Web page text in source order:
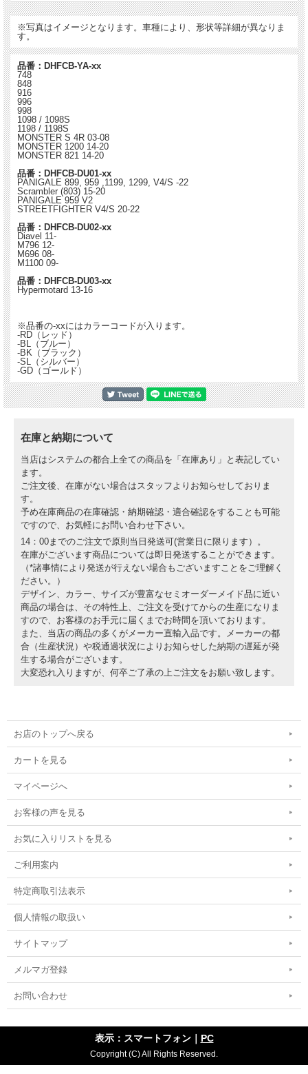
※写真はイメージとなります。車種により、形状等詳細が異なりま
す。
品番：DHFCB-YA-xx
748
848
916
996
998
1098 / 1098S
1198 / 1198S
MONSTER S 4R 03-08
MONSTER 1200 14-20
MONSTER 821 14-20
品番：DHFCB-DU01-xx
PANIGALE 899, 959 ,1199, 1299, V4/S -22
Scrambler (803) 15-20
PANIGALE 959 V2
STREETFIGHTER V4/S 20-22
品番：DHFCB-DU02-xx
Diavel 11-
M796 12-
M696 08-
M1100 09-
品番：DHFCB-DU03-xx
Hypermotard 13-16
※品番の-xxにはカラーコードが入ります。
-RD（レッド）
-BL（ブルー）
-BK（ブラック）
-SL（シルバー）
-GD（ゴールド）
在庫と納期について
当店はシステムの都合上全ての商品を「在庫あり」と表記してい
ます。
ご注文後、在庫がない場合はスタッフよりお知らせしておりま
す。
予め在庫商品の在庫確認・納期確認・適合確認をすることも可能
ですので、お気軽にお問い合わせ下さい。
14：00までのご注文で原則当日発送可(営業日に限ります）。
在庫がございます商品については即日発送することができます。
（*諸事情により発送が行えない場合もございますことをご理解く
ださい。）
デザイン、カラー、サイズが豊富なセミオーダーメイド品に近い
商品の場合は、その特性上、ご注文を受けてからの生産になりま
すので、お客様のお手元に届くまでお時間を頂いております。
また、当店の商品の多くがメーカー直輸入品です。メーカーの都
合（生産状況）や税通過状況によりお知らせした納期の遅延が発
生する場合がございます。
大変恐れ入りますが、何卒ご了承の上ご注文をお願い致します。
お店のトップへ戻る
カートを見る
マイページへ
お客様の声を見る
お気に入りリストを見る
ご利用案内
特定商取引法表示
個人情報の取扱い
サイトマップ
メルマガ登録
お問い合わせ
表示：スマートフォン｜ PC
Copyright (C) All Rights Reserved.